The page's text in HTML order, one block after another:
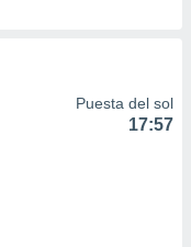
Puesta del sol
17:57